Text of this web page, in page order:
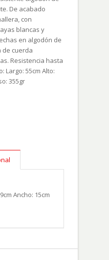
De acabado
con
blancas y
en algodón de
de cuerda
Resistencia hasta
Largo: 55cm Alto:
355gr
Ancho: 15cm